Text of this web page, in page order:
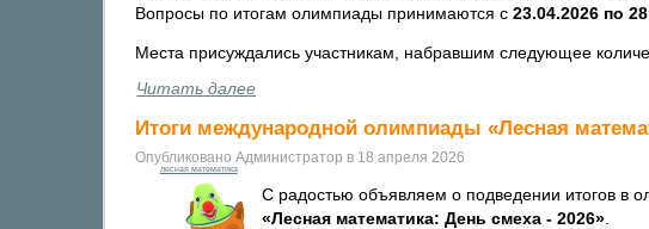
Вопросы по итогам олимпиады принимаются с 23.04.2026 по
Места присуждались участникам, набравшим следующее
Читать далее
Итоги международной олимпиады «Лесная
Опубликовано Администратор в 18 апреля 2026
лесная математика
С радостью объявляем о подведении итогов в
«Лесная математика: День смеха - 2026»